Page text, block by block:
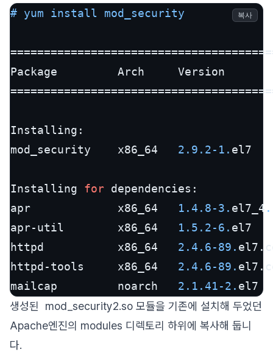
# yum install mod_security
Package         Arch     Version
Installing:
mod_security    x86_64 2.9 .2-1.
Installing for dependencies:
apr             x86_64 1.4 .8-3. el7_4
apr-util        x86_64 1.5 .2-6.
httpd           x86_64 2.4 .6-89.
httpd-tools     x86_64 2.4 .6-89.
mailcap         noarch 2.1 .41-2.
복사
생성된 mod_security2.so 모듈을 기존에 설치해 두었던
Apache엔진의 modules 디렉토리 하위에 복사해 둡니
다.